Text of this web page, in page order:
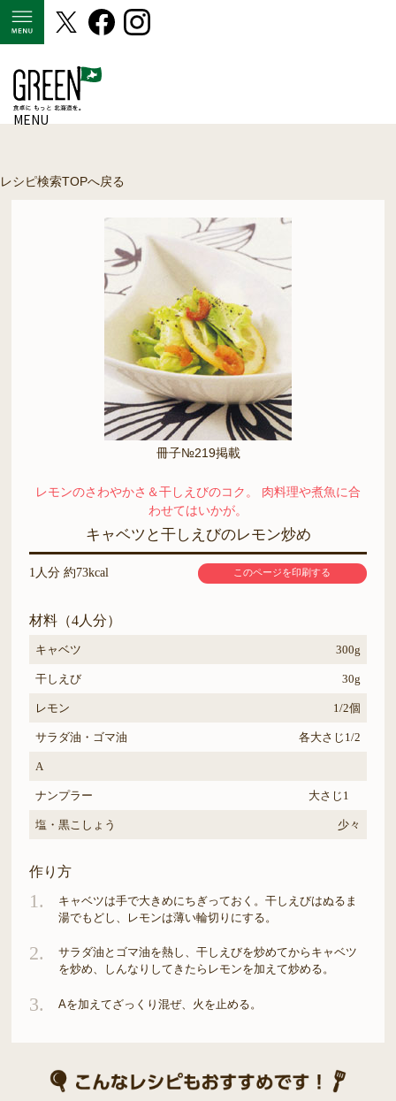
MENU
レシピ検索TOPへ戻る
冊子№219掲載
レモンのさわやかさ＆干しえびのコク。 肉料理や煮魚に合
わせてはいかが。
キャベツと干しえびのレモン炒め
1人分 約73kcal このページを印刷する
材料（4人分）
キャベツ 300g
干しえび 30g
レモン 1/2個
サラダ油・ゴマ油 各大さじ1/2
A
ナンプラー 大さじ1
塩・黒こしょう 少々
作り方
1.
キャベツは手で大きめにちぎっておく。干しえびはぬるま
湯でもどし、レモンは薄い輪切りにする。
2.
サラダ油とゴマ油を熱し、干しえびを炒めてからキャベツ
を炒め、しんなりしてきたらレモンを加えて炒める。
3. Aを加えてざっくり混ぜ、火を止める。